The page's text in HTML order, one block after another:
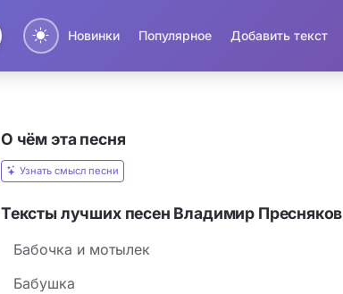
Новинки Популярное Добавить текст
О чём эта песня
Узнать смысл песни
Тексты лучших песен Владимир Пресняков
Бабочка и мотылек
Бабушка